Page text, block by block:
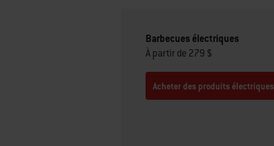
Barbecues électriques
À partir de 279 $
Acheter des produits électriques